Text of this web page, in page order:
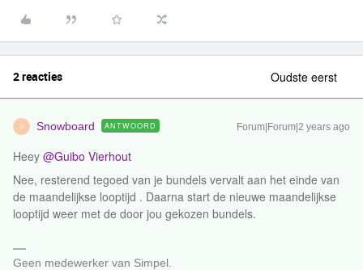
2 reacties Oudste eerst
S Snowboard ANTWOORD Forum|Forum|2 years ago
Heey @Guibo Vierhout
Nee, resterend tegoed van je bundels vervalt aan het einde van
de maandelijkse looptijd . Daarna start de nieuwe maandelijkse
looptijd weer met de door jou gekozen bundels.
Geen medewerker van Simpel.